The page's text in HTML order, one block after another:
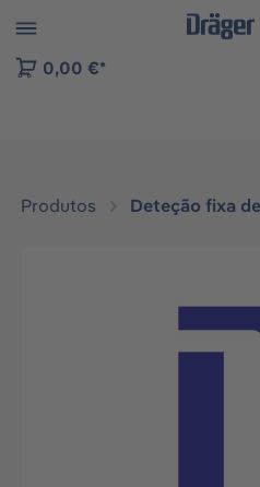
to B2B platform navigation
0,00 €*
Produtos Deteção fixa
Ignorar galeria de imagens